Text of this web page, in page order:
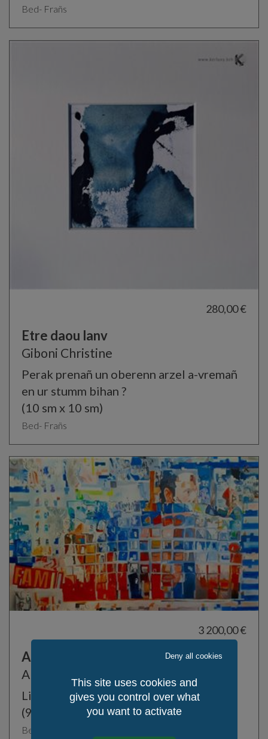
Bed- Frañs
280,00 €
Etre daou lanv
Giboni Christine
Perak prenañ un oberenn arzel a-vremañ
en ur stumm bihan ?
(10 sm x 10 sm)
Bed- Frañs
3 200,00 €
Ar Familh
Alagna Franck
Livadur skeudennel-difetis a-vremañ
(90 sm x 146 sm)
Bed- Frañs
This site uses cookies and
gives you control over what
you want to activate
Deny all cookies